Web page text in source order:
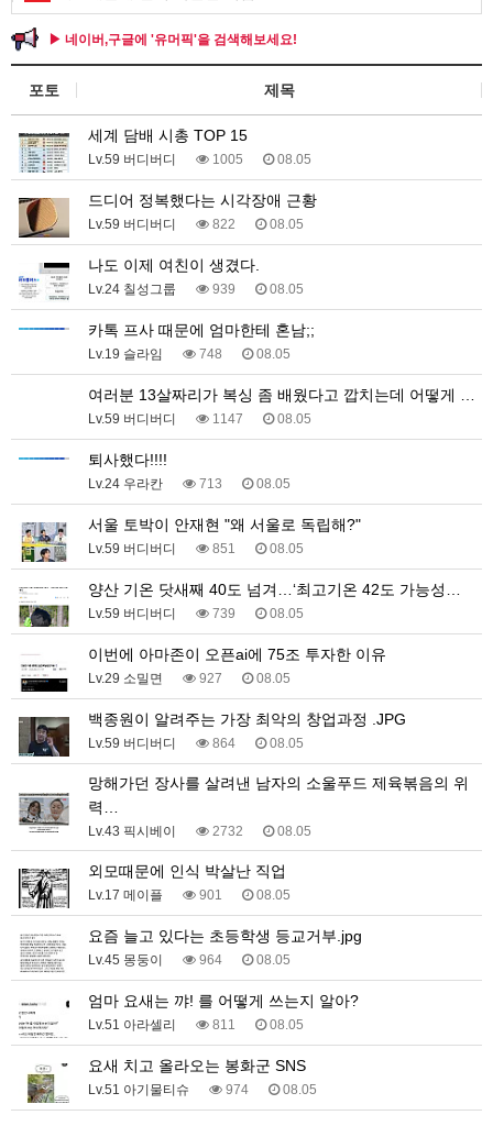
▶ 네이버,구글에 '유머픽'을 검색해보세요!
포토 제목
세계 담배 시총 TOP 15
Lv.59 버디버디 1005 08.05
드디어 정복했다는 시각장애 근황
Lv.59 버디버디 822 08.05
나도 이제 여친이 생겼다.
Lv.24 칠성그룹 939 08.05
카톡 프사 때문에 엄마한테 혼남;;
Lv.19 슬라임 748 08.05
여러분 13살짜리가 복싱 좀 배웠다고 깝치는데 어떻게 …
Lv.59 버디버디 1147 08.05
퇴사했다!!!!
Lv.24 우라칸 713 08.05
서울 토박이 안재현 "왜 서울로 독립해?"
Lv.59 버디버디 851 08.05
양산 기온 닷새째 40도 넘겨…‘최고기온 42도 가능성…
Lv.59 버디버디 739 08.05
이번에 아마존이 오픈ai에 75조 투자한 이유
Lv.29 소밀면 927 08.05
백종원이 알려주는 가장 최악의 창업과정 .JPG
Lv.59 버디버디 864 08.05
망해가던 장사를 살려낸 남자의 소울푸드 제육볶음의 위
력…
Lv.43 픽시베이 2732 08.05
외모때문에 인식 박살난 직업
Lv.17 메이플 901 08.05
요즘 늘고 있다는 초등학생 등교거부.jpg
Lv.45 몽둥이 964 08.05
엄마 요새는 꺄! 를 어떻게 쓰는지 알아?
Lv.51 아라셀리 811 08.05
요새 치고 올라오는 봉화군 SNS
Lv.51 아기물티슈 974 08.05